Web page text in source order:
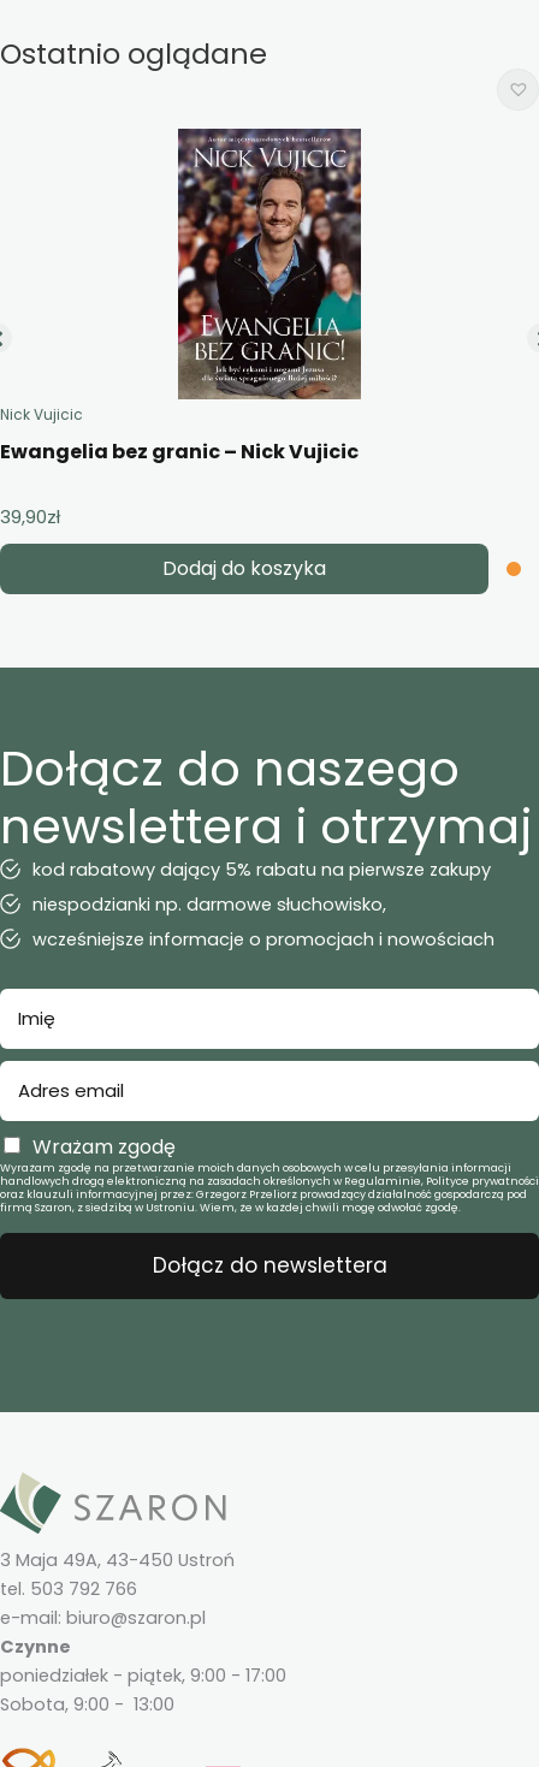
Ostatnio oglądane
Nick Vujicic
Ewangelia bez granic – Nick Vujicic
39,90zł
Dodaj do koszyka
Dołącz do naszego
newslettera i otrzymaj
kod rabatowy dający 5% rabatu na pierwsze zakupy
niespodzianki np. darmowe słuchowisko,
wcześniejsze informacje o promocjach i nowościach
Wrażam zgodę
Wyrażam zgodę na przetwarzanie moich danych osobowych w celu przesyłania informacji
handlowych drogą elektroniczną na zasadach określonych w Regulaminie, Polityce prywatności
oraz klauzuli informacyjnej przez: Grzegorz Przeliorz prowadzący działalność gospodarczą pod
firmą Szaron, z siedzibą w Ustroniu. Wiem, że w każdej chwili mogę odwołać zgodę.
Dołącz do newslettera
3 Maja 49A, 43-450 Ustroń
tel. 503 792 766
e-mail: biuro@szaron.pl
Czynne
poniedziałek - piątek, 9:00 - 17:00
Sobota, 9:00 - 13:00